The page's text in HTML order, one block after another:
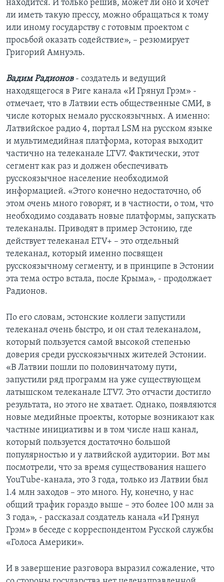
находится. И только решив, может ли оно и хочет
ли иметь такую прессу, можно обращаться к тому
или иному государству с готовым проектом с
просьбой оказать содействие», – резюмирует
Григорий Амнуэль.
Вадим Радионов- создатель и ведущий
находящегося в Риге канала «И Грянул Грэм» -
отмечает, что в Латвии есть общественные СМИ, в
числе которых немало русскоязычных. А именно:
Латвийское радио 4, портал LSM на русском языке
и мультимедийная платформа, которая выходит
частично на телеканале LTV7. Фактически, этот
сегмент как раз и должен обеспечивать
русскоязычное население необходимой
информацией. «Этого конечно недостаточно, об
этом очень много говорят, и в частности, о том, что
необходимо создавать новые платформы, запускать
телеканалы. Приводят в пример Эстонию, где
действует телеканал ETV+ – это отдельный
телеканал, который именно посвящен
русскоязычному сегменту, и в принципе в Эстонии
эта тема остро встала, после Крыма», - продолжает
Радионов.
По его словам, эстонские коллеги запустили
телеканал очень быстро, и он стал телеканалом,
который пользуется самой высокой степенью
доверия среди русскоязычных жителей Эстонии.
«В Латвии пошли по половинчатому пути,
запустили ряд программ на уже существующем
латышском телеканале LTV7. Это отчасти достигло
результата, но этого не хватает. Однако, появляются
новые медийные проекты, которые возникают как
частные инициативы и в том числе наш канал,
который пользуется достаточно большой
популярностью и у латвийской аудитории. Вот мы
посмотрели, что за время существования нашего
YouTube-канала, это 3 года, только из Латвии был
1.4 млн заходов – это много. Ну, конечно, у нас
общий трафик гораздо выше – это более 100 млн за
3 года», - рассказал создатель канала «И Грянул
Грэм» в беседе с корреспондентом Русской службы
«Голоса Америки».
И в завершение разговора выразил сожаление, что